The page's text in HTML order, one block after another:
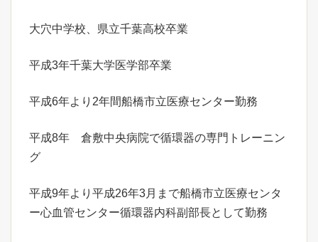
大穴中学校、県立千葉高校卒業
平成3年千葉大学医学部卒業
平成6年より2年間船橋市立医療センター勤務
平成8年 倉敷中央病院で循環器の専門トレーニン
グ
平成9年より平成26年3月まで船橋市立医療センタ
ー心血管センター循環器内科副部長として勤務